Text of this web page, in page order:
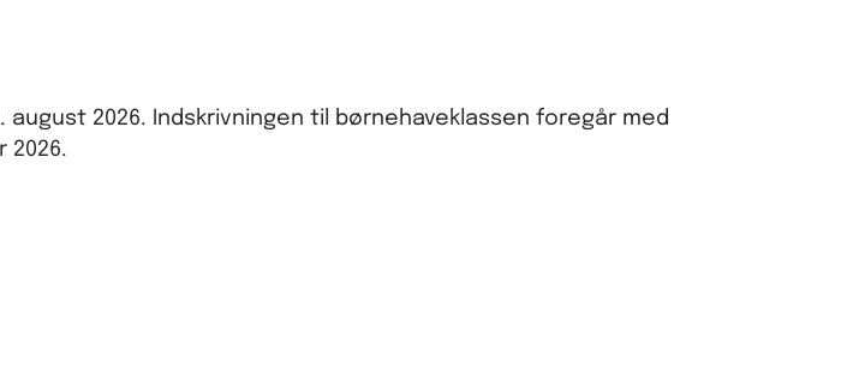
august 2026. Indskrivningen til børnehaveklassen foregår med
2026.